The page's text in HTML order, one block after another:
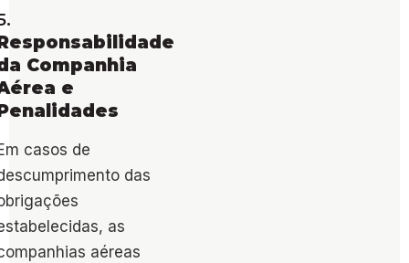
Companhia
e
casos de
das
as
aéreas